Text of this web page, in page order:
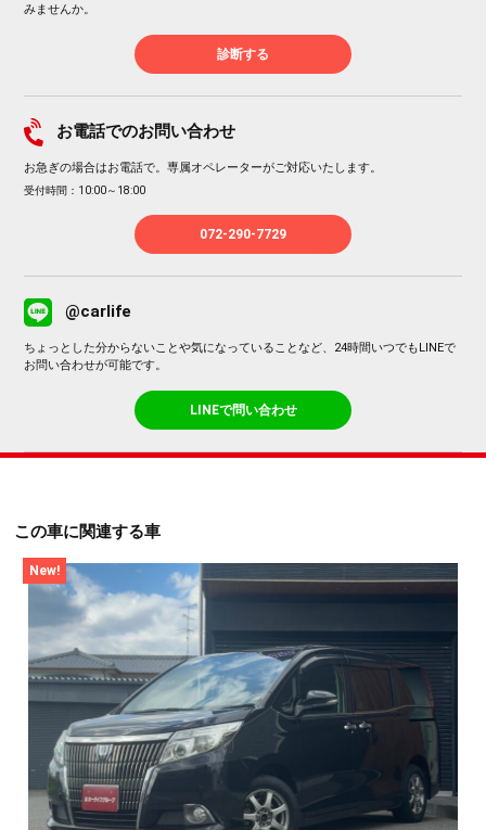
みませんか。
診断する
お電話でのお問い合わせ
お急ぎの場合はお電話で。専属オペレーターがご対応いたします。
受付時間：10:00～18:00
072-290-7729
@carlife
ちょっとした分からないことや気になっていることなど、24時間いつでもLINEで
お問い合わせが可能です。
LINEで問い合わせ
この車に関連する車
New!